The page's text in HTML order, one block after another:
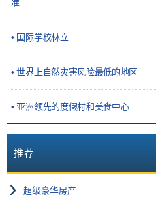
准
• 国际学校林立
• 世界上自然灾害风险最低的地区
• 亚洲领先的度假村和美食中心
推荐
超级豪华房产